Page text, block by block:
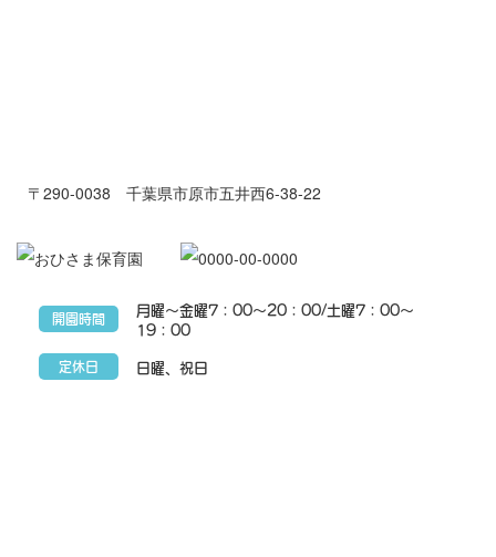
〒290-0038 千葉県市原市五井西6-38-22
開園時間
月曜～金曜7：00～20：00/土曜7：00～
19：00
定休日 日曜、祝日